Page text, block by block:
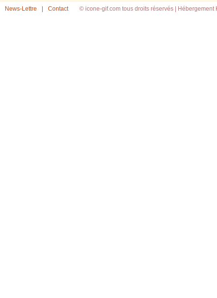
News-Lettre Contact © icone-gif.com tous droits réservés | Hébergement